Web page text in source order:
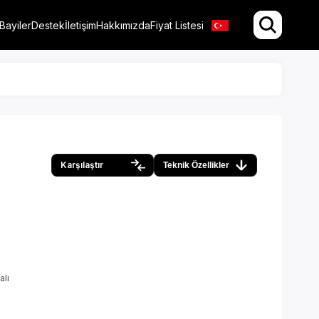
BayilerDestekİletişimHakkımızdaFiyat Listesi
Karşılaştır Teknik Özellikler